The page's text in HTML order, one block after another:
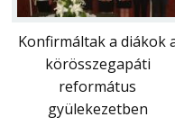
Konfirmáltak a diákok
körösszegapáti
református
gyülekezetben